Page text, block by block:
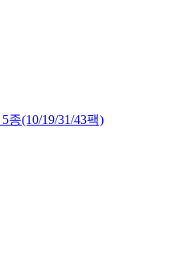
종(10/19/31/43팩)